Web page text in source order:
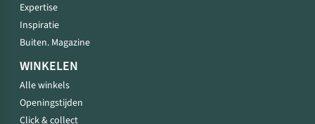
Expertise
Inspiratie
Buiten. Magazine
WINKELEN
Alle winkels
Openingstijden
Click & collect